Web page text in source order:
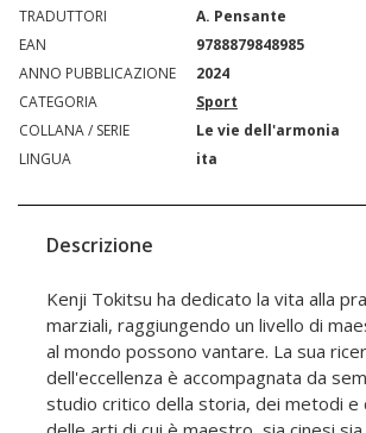
TRADUTTORI
A. Pensante
EAN
9788879848985
ANNO PUBBLICAZIONE
2024
CATEGORIA
Sport
COLLANA / SERIE
Le vie dell'armonia
LINGUA
ita
Descrizione
Kenji Tokitsu ha dedicato la vita alla
marziali, raggiungendo un livello di
al mondo possono vantare. La sua
dell'eccellenza è accompagnata da
studio critico della storia, dei metodi e